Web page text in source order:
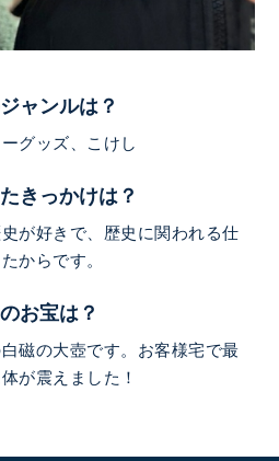
ャンルは？
グッズ、こけし
きっかけは？
が好きで、歴史に関われる仕
からです。
お宝は？
磁の大壺です。お客様宅で最
が震えました！